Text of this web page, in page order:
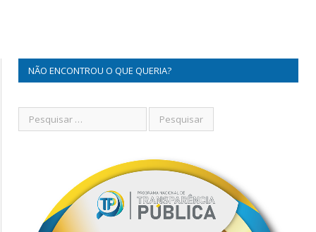
NÃO ENCONTROU O QUE QUERIA?